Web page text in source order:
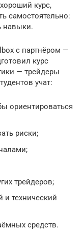
курс,
самостоятельно:
навыки.
с партнёром —
курс
— трейдеры
учат:
ориентироваться
риски;
трейдеров;
технический
средств.